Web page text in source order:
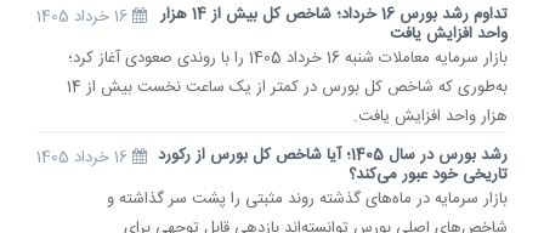
تداوم رشد بورس 16 خرداد؛ شاخص کل بیش از 14 هزار
واحد افزایش یافت
بازار سرمایه معاملات شنبه 16 خرداد 1405 را با روندی صعودی آغاز کرد؛
به‌طوری که شاخص کل بورس در کمتر از یک ساعت نخست بیش از 14
هزار واحد افزایش یافت.
رشد بورس در سال 1405؛ آیا شاخص کل بورس از رکورد
تاریخی خود عبور می‌کند؟
بازار سرمایه در ماه‌های گذشته روند مثبتی را پشت سر گذاشته و